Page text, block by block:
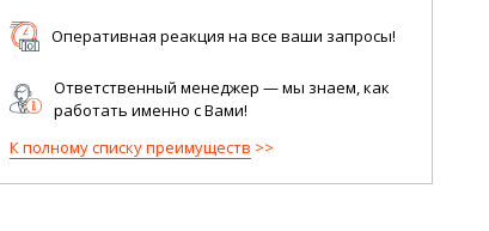
Оперативная реакция на все ваши запросы!
Ответственный менеджер — мы знаем, как
работать именно с Вами!
К полному списку преимуществ